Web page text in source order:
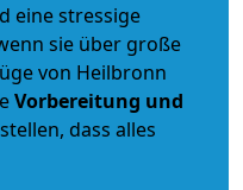
eine stressige
sie über große
von Heilbronn
Vorbereitung und
dass alles